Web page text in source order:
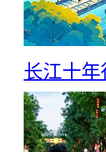
长江十